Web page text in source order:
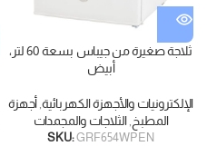
ثلاجة صغيرة من جيباس بسعة 60 لتر،
أبيض
الإلكترونيات والأجهزة الكهربائية,أجهزة
المطبخ,الثلاجات والمجمدات
SKU:GRF654WPEN